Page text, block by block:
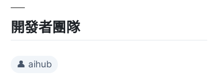
開發者團隊
👤 aihub